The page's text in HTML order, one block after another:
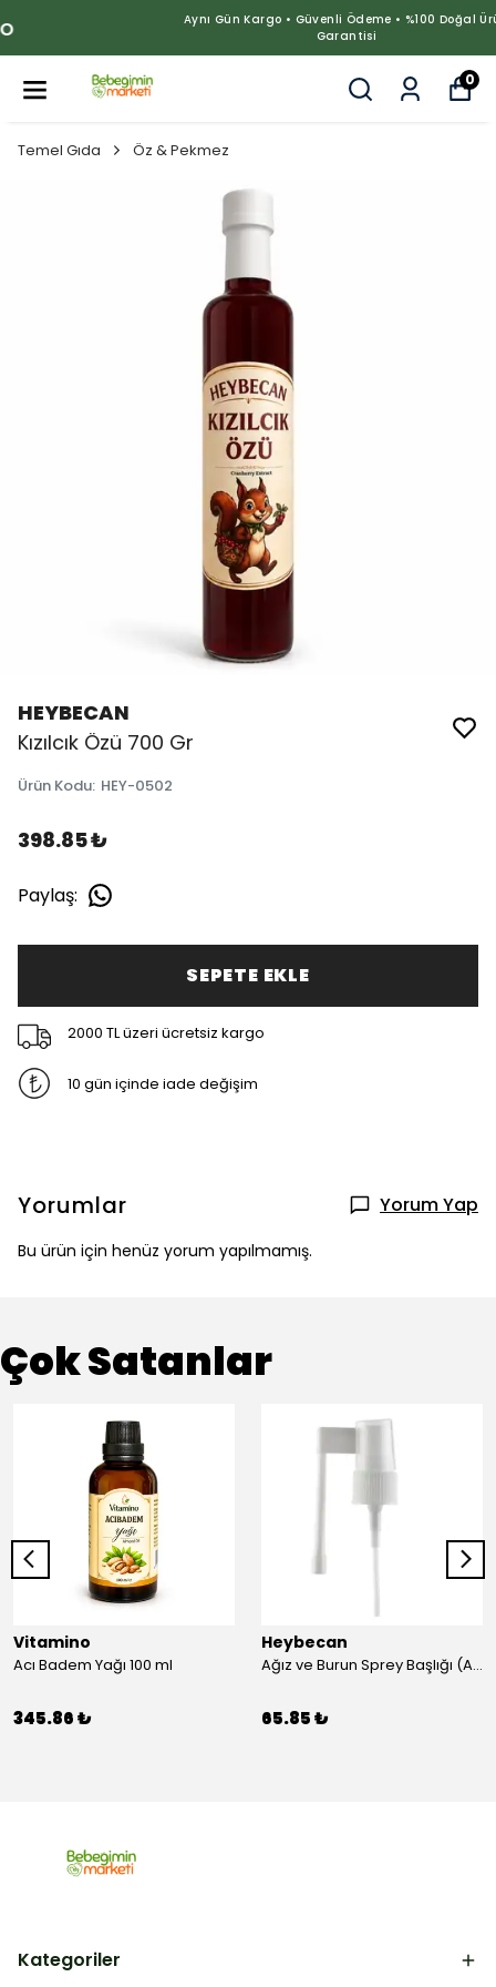
Aynı Gün Kargo • Güvenli Ödeme • %100 Doğal Ürün
0
Temel Gıda Öz & Pekmez
HEYBECAN
Kızılcık Özü 700 Gr
Ürün Kodu: HEY-0502
398.85 ₺
Paylaş:
SEPETE EKLE
2000 TL üzeri ücretsiz kargo
10 gün içinde iade değişim
Yorumlar Yorum Yap
Bu ürün için henüz yorum yapılmamış.
Çok Satanlar
Vitamino
Acı Badem Yağı 100 ml
345.86 ₺
Heybecan
Ağız ve Burun Sprey Başlığı (Aparat)
65.85 ₺
Kategoriler